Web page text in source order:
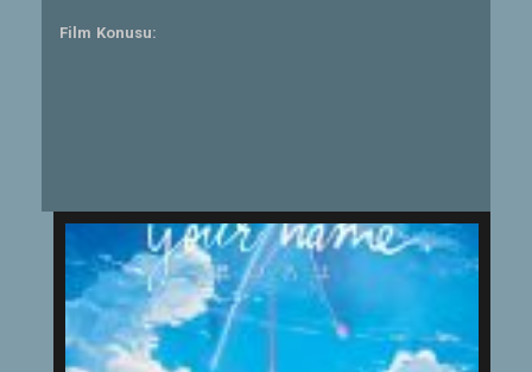
Film Konusu: